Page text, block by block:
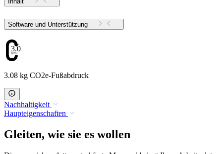
Software und Unterstützung
3.08
3.08 kg CO2e-Fußabdruck
Nachhaltigkeit
Haupteigenschaften
Gleiten, wie sie es wollen